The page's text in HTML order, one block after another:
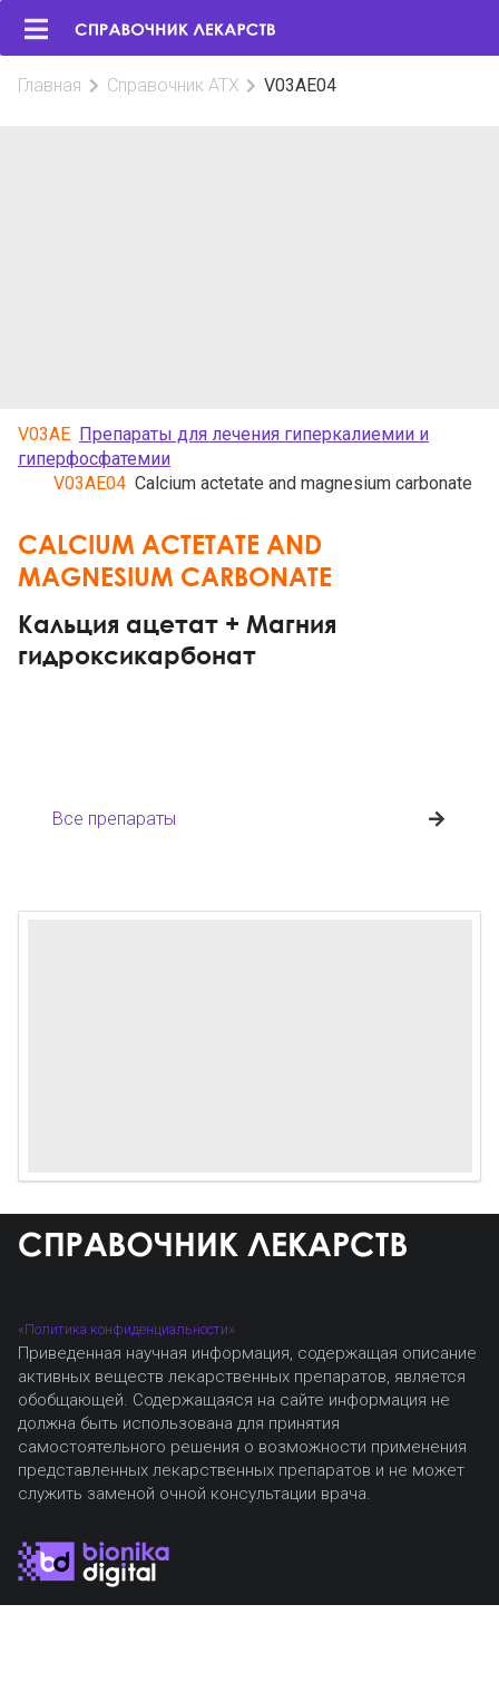
Главная Справочник АТХ V03AE04
V03AE Препараты для лечения гиперкалиемии и
гиперфосфатемии
V03AE04 Calcium actetate and magnesium carbonate
CALCIUM ACTETATE AND
MAGNESIUM CARBONATE
Кальция ацетат + Магния
гидроксикарбонат
Все препараты
«Политика конфиденциальности»
Приведенная научная информация, содержащая описание
активных веществ лекарственных препаратов, является
обобщающей. Содержащаяся на сайте информация не
должна быть использована для принятия
самостоятельного решения о возможности применения
представленных лекарственных препаратов и не может
служить заменой очной консультации врача.